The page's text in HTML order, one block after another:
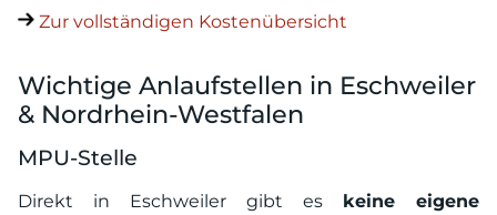
Zur vollständigen Kostenübersicht
Wichtige Anlaufstellen in Eschweiler
& Nordrhein-Westfalen
MPU-Stelle
Direkt in Eschweiler gibt es keine eigene